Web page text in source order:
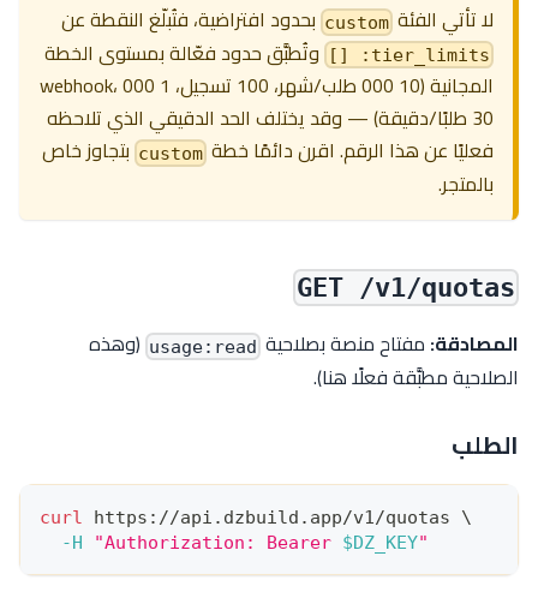
لا تأتي الفئة custom بحدود افتراضية، فتُبلّغ النقطة عن
tier_limits: []
وتُطبَّق حدود فعّالة بمستوى الخطة
المجانية (10 000 طلب/شهر، 100 تسجيل، 1 000 webhook،
30 طلبًا/دقيقة) — وقد يختلف الحد الدقيقي الذي تلاحظه
فعليًا عن هذا الرقم. اقرن دائمًا خطة custom بتجاوز خاص
بالمتجر.
GET /v1/quotas
المصادقة: مفتاح منصة بصلاحية usage:read (وهذه
الصلاحية مطبَّقة فعلًا هنا).
الطلب
curl https://api.dzbuild.app/v1/quotas \
-H
"Authorization: Bearer $DZ_KEY"